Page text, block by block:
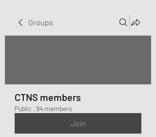
Groups
CTNS members
Public · 94 members
Join